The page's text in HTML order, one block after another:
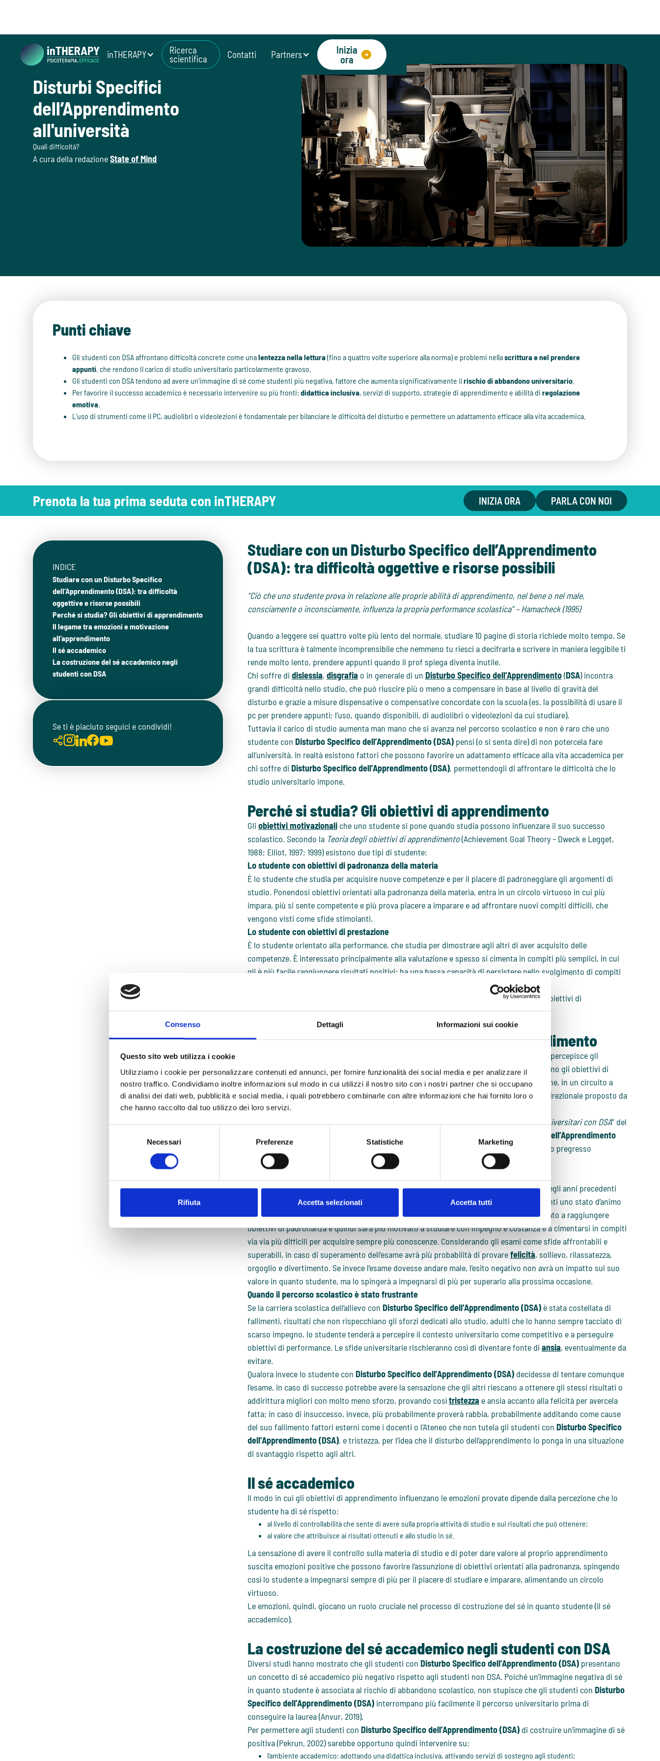
Consenso Dettagli Informazioni sui cookie
Questo sito web utilizza i cookie
Utilizziamo i cookie per personalizzare contenuti ed annunci, per fornire funzionalità dei social media e per analizzare il
nostro traffico. Condividiamo inoltre informazioni sul modo in cui utilizzi il nostro sito con i nostri partner che si occupano
di analisi dei dati web, pubblicità e social media, i quali potrebbero combinarle con altre informazioni che hai fornito loro o
che hanno raccolto dal tuo utilizzo dei loro servizi.
Necessari Preferenze Statistiche Marketing
Rifiuta Accetta selezionati Accetta tutti
inTHERAPY Ricerca
scientifica Contatti Partners
Inizia
ora
Disturbi Specifici
dell’Apprendimento
all'università
Quali difficoltà?
A cura della redazioneState of Mind
Punti chiave
Gli studenti con DSA affrontano difficoltà concrete come unalentezza nella lettura(fino a quattro volte superiore alla norma) e problemi nellascrittura e nel prendere
appunti, che rendono il carico di studio universitario particolarmente gravoso.
Gli studenti con DSA tendono ad avere un'immagine di sé come studenti più negativa, fattore che aumenta significativamente ilrischio di abbandono universitario
Per favorire il successo accademico è necessario intervenire su più fronti:didattica inclusiva, servizi di supporto, strategie di apprendimento e abilità diregolazione
emotiva
L'uso di strumenti come il PC, audiolibri o videolezioni è fondamentale per bilanciare le difficoltà del disturbo e permettere un adattamento efficace alla vita accademica.
Prenota la tua prima seduta con inTHERAPY INIZIA ORA PARLA CON NOI
INDICE
Studiare con un Disturbo Specifico
dell’Apprendimento (DSA): tra difficoltà
oggettive e risorse possibili
Perché si studia? Gli obiettivi di apprendimento
Il legame tra emozioni e motivazione
all’apprendimento
Il sé accademico
La costruzione del sé accademico negli
studenti con DSA
Se ti è piaciuto seguici e condividi!
Studiare con un Disturbo Specifico dell’Apprendimento
(DSA): tra difficoltà oggettive e risorse possibili
“Ciò che uno studente prova in relazione alle proprie abilità di apprendimento, nel bene o nel male,
consciamente o inconsciamente, influenza la propria performance scolastica” – Hamacheck (1995)
Quando a leggere sei quattro volte più lento del normale, studiare 10 pagine di storia richiede molto tempo. Se
la tua scrittura è talmente incomprensibile che nemmeno tu riesci a decifrarla e scrivere in maniera leggibile ti
rende molto lento, prendere appunti quando il prof spiega diventa inutile.
Chi soffre di dislessia, disgrafia o in generale di un Disturbo Specifico dell’Apprendimento(DSA) incontra
grandi difficoltà nello studio, che può riuscire più o meno a compensare in base al livello di gravità del
disturbo e grazie a misure dispensative o compensative concordate con la scuola (es. la possibilità di usare il
pc per prendere appunti; l’uso, quando disponibili, di audiolibri o videolezioni da cui studiare).
Tuttavia il carico di studio aumenta man mano che si avanza nel percorso scolastico e non è raro che uno
studente con Disturbo Specifico dell’Apprendimento (DSA) pensi (o si senta dire) di non potercela fare
all’università. In realtà esistono fattori che possono favorire un adattamento efficace alla vita accademica per
chi soffre di Disturbo Specifico dell’Apprendimento (DSA), permettendogli di affrontare le difficoltà che lo
studio universitario impone.
Perché si studia? Gli obiettivi di apprendimento
Gli obiettivi motivazionaliche uno studente si pone quando studia possono influenzare il suo successo
scolastico. Secondo la Teoria degli obiettivi di apprendimento(Achievement Goal Theory – Dweck e Legget,
1988; Elliot, 1997; 1999) esistono due tipi di studente:
Lo studente con obiettivi di padronanza della materia
È lo studente che studia per acquisire nuove competenze e per il piacere di padroneggiare gli argomenti di
studio. Ponendosi obiettivi orientati alla padronanza della materia, entra in un circolo virtuoso in cui più
impara, più si sente competente e più prova piacere a imparare e ad affrontare nuovi compiti difficili, che
vengono visti come sfide stimolanti.
Lo studente con obiettivi di prestazione
È lo studente orientato alla performance, che studia per dimostrare agli altri di aver acquisito delle
competenze. È interessato principalmente alla valutazione e spesso si cimenta in compiti più semplici, in cui
gli è più facile raggiungere risultati positivi; ha una bassa capacità di persistere nello svolgimento di compiti
Lo stile motivazionale adottato è legato al modo con cui lo studente persegue i propri obiettivi di
apprendimento(approccio oevitamento) e suscitaemozionispecifiche.
Il legame tra emozioni e motivazione all’apprendimento
Gli stati d’animo che uno studente prova verso lo studio influiscono sul modo in cui egli percepisce gli
obiettivi di apprendimento assunti dal contesto (es. la classe); essi a loro volta influenzano gli obiettivi di
apprendimento che lo studente decide di perseguire. Questi ultimi suscitano emozioni che, in un circuito a
feedback, influenzano gli stati d’animo di partenza. Si tratta del Modello Asimmetrico Bidirezionale proposto da
Linnenbrink e Pintrich (2002).
Come afferma la d.ssa Sini nel capitolo “Aspetti emotivi e motivazionali degli studenti universitari con DSA” del
Disturbo Specifico dell’Apprendimento
(DSA)si approccerà al mondo universitario con stati d’animo differenti a seconda del suo pregresso
scolastico.
Uno studente conDisturbo Specifico dell’Apprendimento (DSA)che ha sperimentato negli anni precedenti
discrete gratificazioni e risultati soddisfacenti è più probabile che all’università sperimenti uno stato d’animo
positivo; tenderà a percepire più facilmente il nuovo ambiente come un contesto orientato a raggiungere
obiettivi di padronanza e quindi sarà più motivato a studiare con impegno e costanza e a cimentarsi in compiti
via via più difficili per acquisire sempre più conoscenze. Considerando gli esami come sfide affrontabili e
superabili, in caso di superamento dell’esame avrà più probabilità di provarefelicità, sollievo, rilassatezza,
orgoglio e divertimento. Se invece l’esame dovesse andare male, l’esito negativo non avrà un impatto sul suo
valore in quanto studente, ma lo spingerà a impegnarsi di più per superarlo alla prossima occasione.
Quando il percorso scolastico è stato frustrante
Se la carriera scolastica dell’allievo con Disturbo Specifico dell’Apprendimento (DSA)è stata costellata di
fallimenti, risultati che non rispecchiano gli sforzi dedicati allo studio, adulti che lo hanno sempre tacciato di
scarso impegno, lo studente tenderà a percepire il contesto universitario come competitivo e a perseguire
obiettivi di performance. Le sfide universitarie rischieranno così di diventare fonte di ansia, eventualmente da
evitare.
Qualora invece lo studente con Disturbo Specifico dell’Apprendimento (DSA) decidesse di tentare comunque
l’esame, in caso di successo potrebbe avere la sensazione che gli altri riescano a ottenere gli stessi risultati o
addirittura migliori con molto meno sforzo, provando cosìtristezza e ansia accanto alla felicità per avercela
fatta; in caso di insuccesso, invece, più probabilmente proverà rabbia, probabilmente additando come cause
del suo fallimento fattori esterni come i docenti o l’Ateneo che non tutela gli studenti con Disturbo Specifico
dell’Apprendimento (DSA), e tristezza, per l’idea che il disturbo dell’apprendimento lo ponga in una situazione
di svantaggio rispetto agli altri.
Il sé accademico
Il modo in cui gli obiettivi di apprendimento influenzano le emozioni provate dipende dalla percezione che lo
studente ha di sé rispetto:
al livello di controllabilità che sente di avere sulla propria attività di studio e sui risultati che può ottenere;
al valore che attribuisce ai risultati ottenuti e allo studio in sé.
La sensazione di avere il controllo sulla materia di studio e di poter dare valore al proprio apprendimento
suscita emozioni positive che possono favorire l’assunzione di obiettivi orientati alla padronanza, spingendo
così lo studente a impegnarsi sempre di più per il piacere di studiare e imparare, alimentando un circolo
virtuoso.
Le emozioni, quindi, giocano un ruolo cruciale nel processo di costruzione del sé in quanto studente (il sé
accademico).
La costruzione del sé accademico negli studenti con DSA
Diversi studi hanno mostrato che gli studenti con Disturbo Specifico dell’Apprendimento (DSA)presentano
un concetto di sé accademico più negativo rispetto agli studenti non DSA. Poiché un’immagine negativa di sé
in quanto studente è associata al rischio di abbandono scolastico, non stupisce che gli studenti con Disturbo
Specifico dell’Apprendimento (DSA) interrompano più facilmente il percorso universitario prima di
conseguire la laurea (Anvur, 2019).
Per permettere agli studenti con Disturbo Specifico dell’Apprendimento (DSA)di costruire un’immagine di sé
positiva (Pekrun, 2002) sarebbe opportuno quindi intervenire su:
l’ambiente accademico: adottando una didattica inclusiva, attivando servizi di sostegno agli studenti;